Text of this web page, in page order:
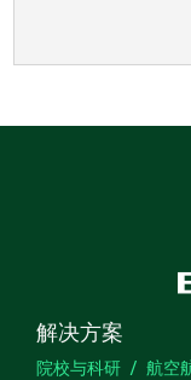
解决方案
院校与科研 航空